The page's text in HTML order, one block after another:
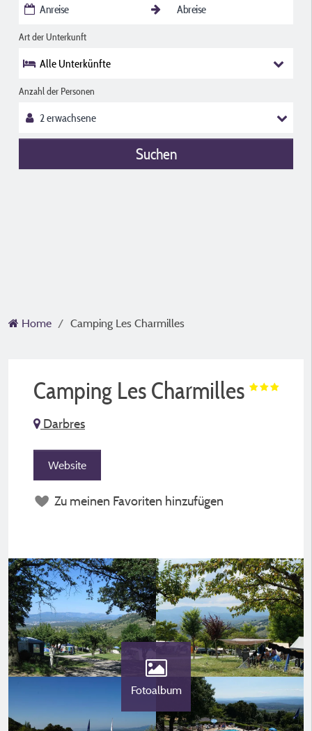
Art der Unterkunft
Alle Unterkünfte
Anzahl der Personen
Suchen
Home Camping Les Charmilles
Camping Les Charmilles
Darbres
Website
Zu meinen Favoriten hinzufügen
Fotoalbum